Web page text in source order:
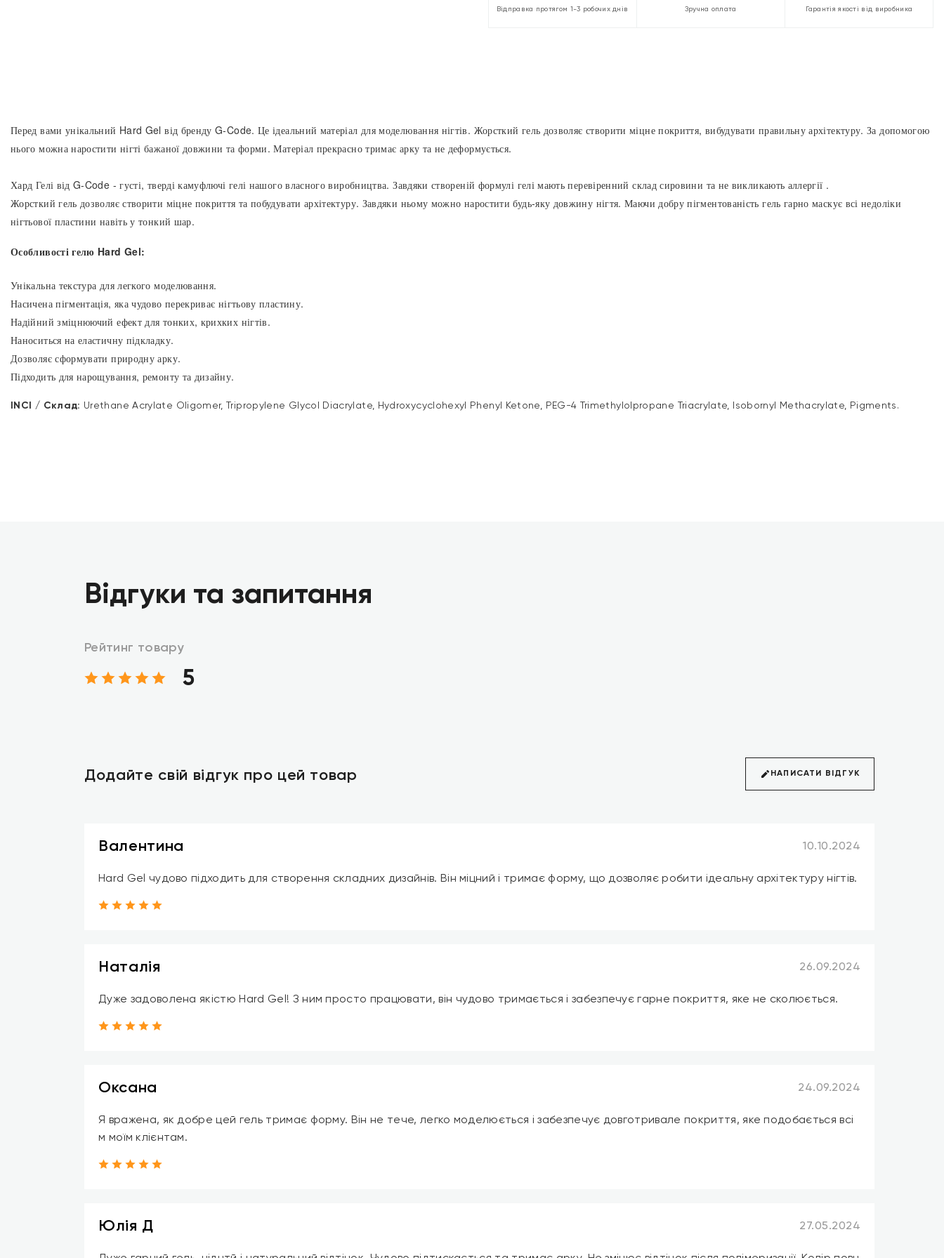
Відправка протягом 1-3 робочих днів Зручна оплата Гарантія якості від виробника
Перед вами унікальний Hard Gel від бренду G-Code. Це ідеальний матеріал для моделювання нігтів. Жорсткий гель дозволяє створити міцне покриття, вибудувати правильну архітектуру. За допомогою
нього можна наростити нігті бажаної довжини та форми. Матеріал прекрасно тримає арку та не деформується.
Хард Гелі від G-Code - густі, тверді камуфлючі гелі нашого власного виробництва. Завдяки створеній формулі гелі мають перевіренний склад сировини та не викликають аллергії .
Жорсткий гель дозволяє створити міцне покриття та побудувати архітектуру. Завдяки ньому можно наростити будь-яку довжину нігтя. Маючи добру пігментованість гель гарно маскує всі недоліки
нігтьової пластини навіть у тонкий шар.
Особливості гелю Hard Gel:
Унікальна текстура для легкого моделювання.
Насичена пігментація, яка чудово перекриває нігтьову пластину.
Надійний зміцнюючий ефект для тонких, крихких нігтів.
Наноситься на еластичну підкладку.
Дозволяє сформувати природну арку.
Підходить для нарощування, ремонту та дизайну.
INCI / Склад: Urethane Acrylate Oligomer, Tripropylene Glycol Diacrylate, Hydroxycyclohexyl Phenyl Ketone, PEG-4 Trimethylolpropane Triacrylate, Isobornyl Methacrylate, Pigments.
Відгуки та запитання
Рейтинг товару
5
Додайте свій відгук про цей товар НАПИСАТИ ВІДГУК
Валентина 10.10.2024
Hard Gel чудово підходить для створення складних дизайнів. Він міцний і тримає форму, що дозволяє робити ідеальну архітектуру нігтів.
Наталія 26.09.2024
Дуже задоволена якістю Hard Gel! З ним просто працювати, він чудово тримається і забезпечує гарне покриття, яке не сколюється.
Оксана 24.09.2024
Я вражена, як добре цей гель тримає форму. Він не тече, легко моделюється і забезпечує довготривале покриття, яке подобається всі
м моїм клієнтам.
Юлія Д 27.05.2024